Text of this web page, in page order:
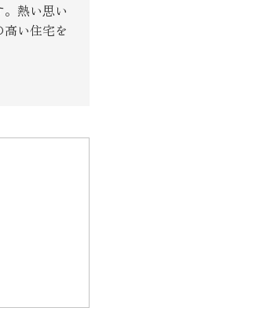
熱い思い
い住宅を